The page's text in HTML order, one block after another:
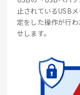
止されているUSB
定をした操作が行
せします。